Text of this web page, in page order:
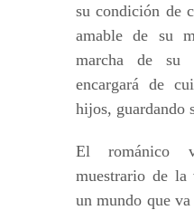
su condición de
amable de su
marcha de su
encargará de
hijos, guardando
El románico
muestrario de la
un mundo que